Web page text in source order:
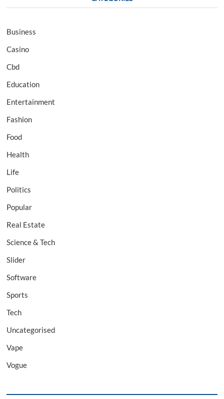
Business
Casino
Cbd
Education
Entertainment
Fashion
Food
Health
Life
Politics
Popular
Real Estate
Science & Tech
Slider
Software
Sports
Tech
Uncategorised
Vape
Vogue